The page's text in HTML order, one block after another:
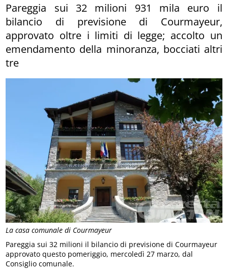
La casa comunale di Courmayeur
Pareggia sui 32 milioni 931 mila euro il
bilancio di previsione di Courmayeur,
approvato oltre i limiti di legge; accolto un
emendamento della minoranza, bocciati altri
tre
Pareggia sui 32 milioni il bilancio di previsione di Courmayeur
approvato questo pomeriggio, mercoledì 27 marzo, dal
Consiglio comunale.